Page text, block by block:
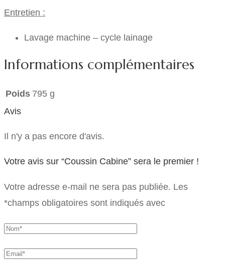
Entretien :
Lavage machine – cycle lainage
Informations complémentaires
Poids 795 g
Avis
Il n'y a pas encore d'avis.
Votre avis sur “Coussin Cabine” sera le premier !
Votre adresse e-mail ne sera pas publiée. Les
champs obligatoires sont indiqués avec
*